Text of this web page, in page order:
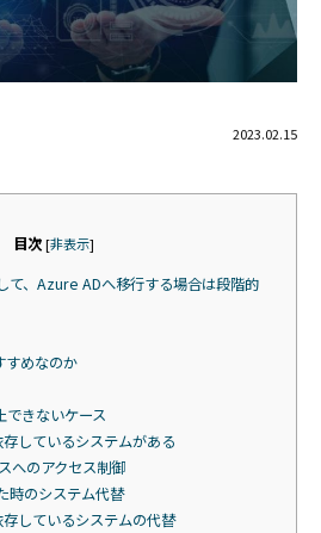
2023.02.15
目次[非表示]
て、Azure ADへ移行する場合は段階的
めなのか
できないケース
しているシステムがある
へのアクセス制御
時のシステム代替
しているシステムの代替